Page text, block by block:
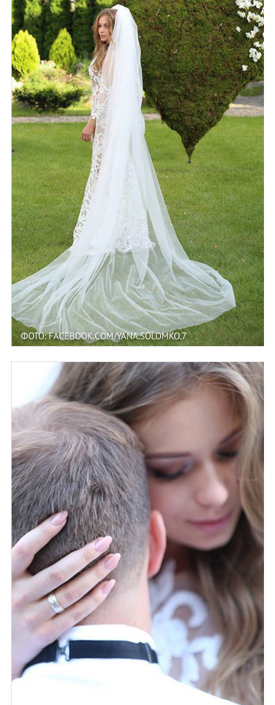
ФОТО: FACEBOOK.COM/YANA.SOLOMKO.7